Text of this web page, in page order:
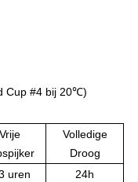
Cup #4 bij 20℃)
Vrije
Volledige
Droog
uren 24h